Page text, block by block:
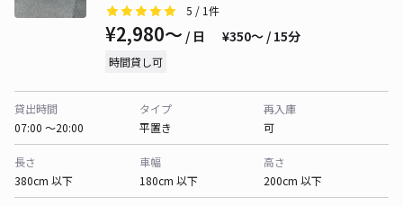
5 / 1件
¥2,980〜 / 日 ¥350〜 / 15分
時間貸し可
貸出時間
07:00 〜20:00
タイプ
平置き
再入庫
可
長さ
380cm 以下
車幅
180cm 以下
高さ
200cm 以下